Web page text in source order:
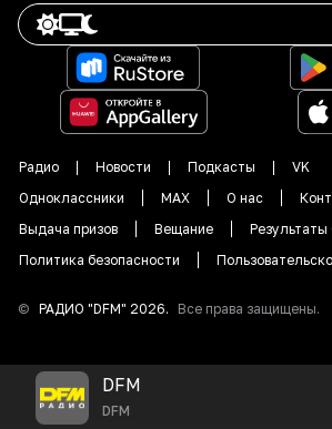
Радио Новости Подкасты
VK
Одноклассники
MAX О нас
Выдача призов
Вещание
Политика безопасности
© РАДИО "DFM" 2026. Все права защищены.
DFM
DFM